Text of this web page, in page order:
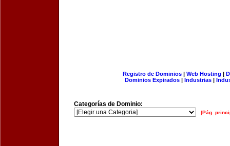
Registro de Dominios| Web Hosting |
Dominios Expirados | Industrias |
Categorías de Dominio:
[Pág.